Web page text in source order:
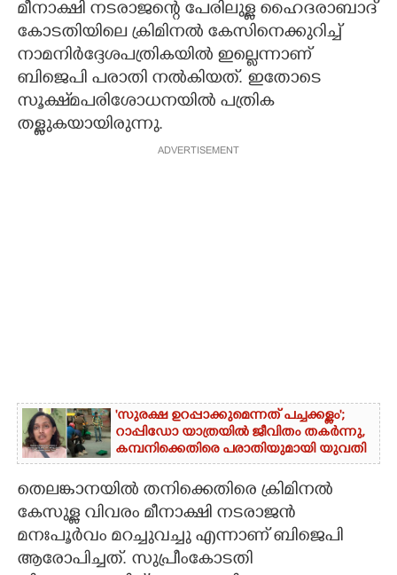
മീനാക്ഷി നടരാജന്റെ പേരിലുള്ള ഹൈദരാബാദ്‌
കോടതിയിലെ ക്രിമിനൽ കേസിനെക്കുറിച്ച്
നാമനിർദ്ദേശപത്രികയിൽ ഇല്ലെന്നാണ്
ബിജെപി പരാതി നൽകിയത്. ഇതോടെ
സൂക്ഷ്‌മപരിശോധനയിൽ പത്രിക
തള്ളുകയായിരുന്നു.
ADVERTISEMENT
'സുരക്ഷ ഉറപ്പാക്കുമെന്നത് പച്ചക്കള്ളം';
റാപ്പിഡോ യാത്രയിൽ ജീവിതം തകർന്നു,
കമ്പനിക്കെതിരെ പരാതിയുമായി യുവതി
തെലങ്കാനയിൽ തനിക്കെതിരെ ക്രിമിനൽ
കേസുള്ള വിവരം മീനാക്ഷി‌ നടരാജൻ
മനഃപൂർവം മറച്ചുവച്ചു എന്നാണ് ബിജെപി
ആരോപിച്ചത്. സുപ്രീംകോടതി